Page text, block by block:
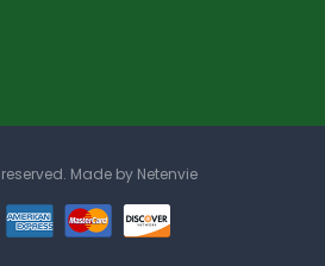
Made by Netenvie